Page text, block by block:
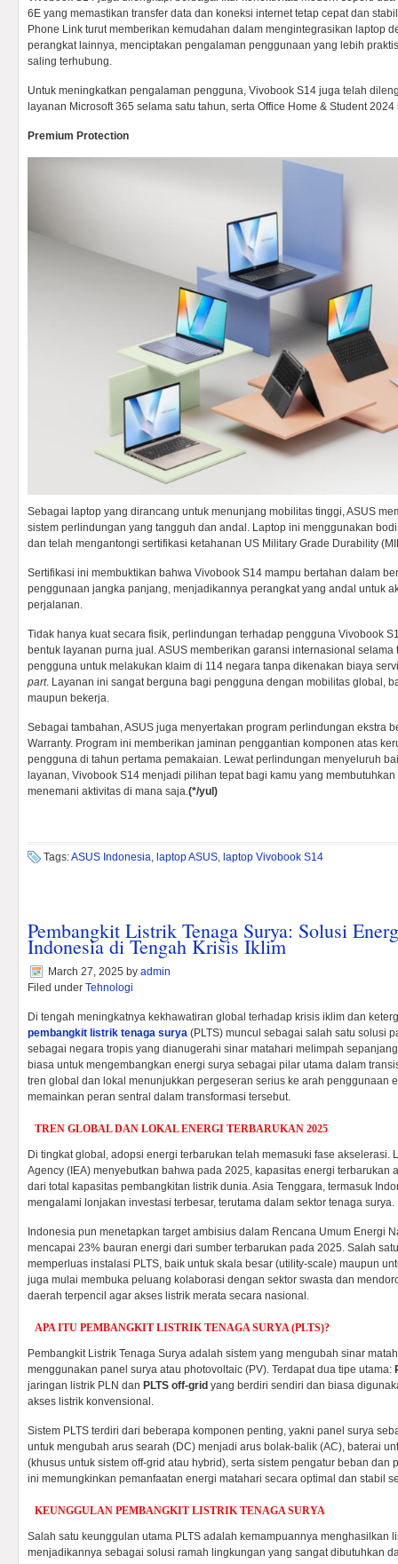
6E yang memastikan transfer data dan koneksi internet tetap cepat dan
Phone Link turut memberikan kemudahan dalam mengintegrasikan laptop
perangkat lainnya, menciptakan pengalaman penggunaan yang lebih
saling terhubung.
Untuk meningkatkan pengalaman pengguna, Vivobook S14 juga telah
layanan Microsoft 365 selama satu tahun, serta Office Home & Student
Premium Protection
Sebagai laptop yang dirancang untuk menunjang mobilitas tinggi, ASUS
sistem perlindungan yang tangguh dan andal. Laptop ini menggunakan
dan telah mengantongi sertifikasi ketahanan US Military Grade Durability
Sertifikasi ini membuktikan bahwa Vivobook S14 mampu bertahan dalam
penggunaan jangka panjang, menjadikannya perangkat yang andal untuk
perjalanan.
Tidak hanya kuat secara fisik, perlindungan terhadap pengguna Vivobook
bentuk layanan purna jual. ASUS memberikan garansi internasional
pengguna untuk melakukan klaim di 114 negara tanpa dikenakan biaya
part. Layanan ini sangat berguna bagi pengguna dengan mobilitas global,
maupun bekerja.
Sebagai tambahan, ASUS juga menyertakan program perlindungan ekstra
Warranty. Program ini memberikan jaminan penggantian komponen atas
pengguna di tahun pertama pemakaian. Lewat perlindungan menyeluruh
layanan, Vivobook S14 menjadi pilihan tepat bagi kamu yang
menemani aktivitas di mana saja.(*/yul)
Tags:ASUS Indonesia, laptop ASUS, laptop Vivobook S14
Pembangkit Listrik Tenaga Surya: Solusi
Indonesia di Tengah Krisis Iklim
March 27, 2025 by admin
Filed under Tehnologi
Di tengah meningkatnya kekhawatiran global terhadap krisis iklim dan
pembangkit listrik tenaga surya (PLTS) muncul sebagai salah satu solusi
sebagai negara tropis yang dianugerahi sinar matahari melimpah
biasa untuk mengembangkan energi surya sebagai pilar utama dalam
tren global dan lokal menunjukkan pergeseran serius ke arah penggunaan
memainkan peran sentral dalam transformasi tersebut.
TREN GLOBAL DAN LOKAL ENERGI TERBARUKAN 2025
Di tingkat global, adopsi energi terbarukan telah memasuki fase akselerasi.
Agency (IEA) menyebutkan bahwa pada 2025, kapasitas energi terbarukan
dari total kapasitas pembangkitan listrik dunia. Asia Tenggara, termasuk
mengalami lonjakan investasi terbesar, terutama dalam sektor tenaga surya.
Indonesia pun menetapkan target ambisius dalam Rencana Umum Energi
mencapai 23% bauran energi dari sumber terbarukan pada 2025. Salah
memperluas instalasi PLTS, baik untuk skala besar (utility-scale) maupun
juga mulai membuka peluang kolaborasi dengan sektor swasta dan
daerah terpencil agar akses listrik merata secara nasional.
APA ITU PEMBANGKIT LISTRIK TENAGA SURYA (PLTS)?
Pembangkit Listrik Tenaga Surya adalah sistem yang mengubah sinar
menggunakan panel surya atau photovoltaic (PV). Terdapat dua tipe utama:
jaringan listrik PLN dan PLTS off-grid yang berdiri sendiri dan biasa
akses listrik konvensional.
Sistem PLTS terdiri dari beberapa komponen penting, yakni panel surya
untuk mengubah arus searah (DC) menjadi arus bolak-balik (AC), baterai
(khusus untuk sistem off-grid atau hybrid), serta sistem pengatur beban dan
ini memungkinkan pemanfaatan energi matahari secara optimal dan stabil
KEUNGGULAN PEMBANGKIT LISTRIK TENAGA SURYA
Salah satu keunggulan utama PLTS adalah kemampuannya menghasilkan
menjadikannya sebagai solusi ramah lingkungan yang sangat dibutuhkan